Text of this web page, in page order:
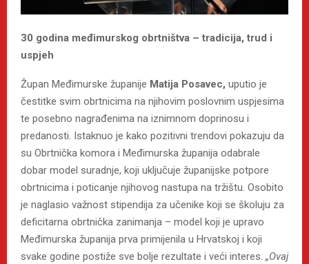
30 godina međimurskog obrtništva – tradicija, trud i
uspjeh
Župan Međimurske županije Matija Posavec, uputio je
čestitke svim obrtnicima na njihovim poslovnim uspjesima
te posebno nagrađenima na iznimnom doprinosu i
predanosti. Istaknuo je kako pozitivni trendovi pokazuju da
su Obrtnička komora i Međimurska županija odabrale
dobar model suradnje, koji uključuje županijske potpore
obrtnicima i poticanje njihovog nastupa na tržištu. Osobito
je naglasio važnost stipendija za učenike koji se školuju za
deficitarna obrtnička zanimanja – model koji je upravo
Međimurska županija prva primijenila u Hrvatskoj i koji
svake godine postiže sve bolje rezultate i veći interes. „Ovaj